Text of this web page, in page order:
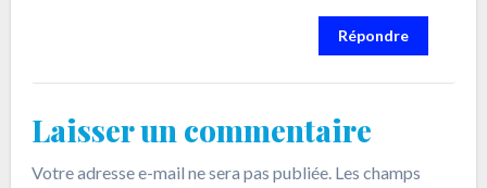
Répondre
Laisser un commentaire
Votre adresse e-mail ne sera pas publiée. Les champs